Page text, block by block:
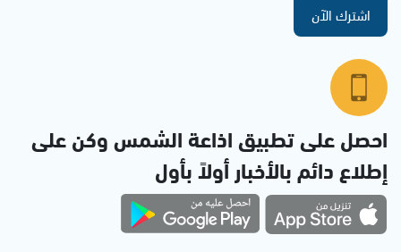
اشترك الآن
احصل على تطبيق اذاعة الشمس وكن على
إطلاع دائم بالأخبار أولاً بأول